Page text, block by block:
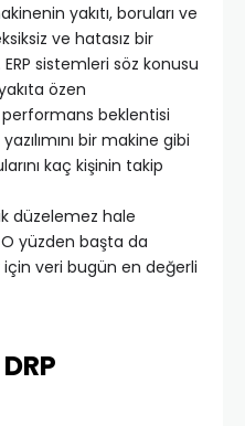
yakıtı, boruları ve
ve hatasız bir
sistemleri söz konusu
özen
performans beklentisi
bir makine gibi
kaç kişinin takip
düzelemez hale
yüzden başta da
veri bugün en değerli